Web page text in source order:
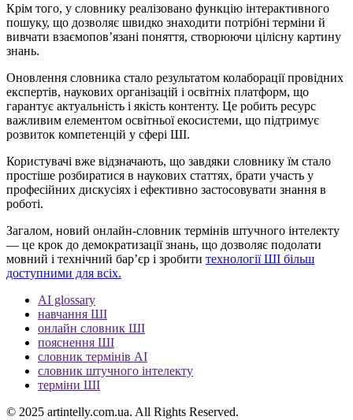
Крім того, у словнику реалізовано функцію інтерактивного
пошуку, що дозволяє швидко знаходити потрібні терміни й
вивчати взаємопов’язані поняття, створюючи цілісну картину
знань.
Оновлення словника стало результатом колаборації провідних
експертів, наукових організацій і освітніх платформ, що
гарантує актуальність і якість контенту. Це робить ресурс
важливим елементом освітньої екосистеми, що підтримує
розвиток компетенцій у сфері ШІ.
Користувачі вже відзначають, що завдяки словнику їм стало
простіше розбиратися в наукових статтях, брати участь у
професійних дискусіях і ефективно застосовувати знання в
роботі.
Загалом, новий онлайн-словник термінів штучного інтелекту
— це крок до демократизації знань, що дозволяє подолати
мовний і технічний бар’єр і зробити технології ШІ більш
доступними для всіх.
AI glossary
навчання ШІ
онлайн словник ШІ
пояснення ШІ
словник термінів AI
словник штучного інтелекту
терміни ШІ
© 2025 artintelly.com.ua. All Rights Reserved.